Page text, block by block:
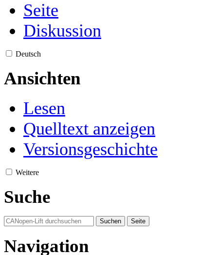
Seite
Diskussion
Deutsch
Ansichten
Lesen
Quelltext anzeigen
Versionsgeschichte
Weitere
Suche
Navigation